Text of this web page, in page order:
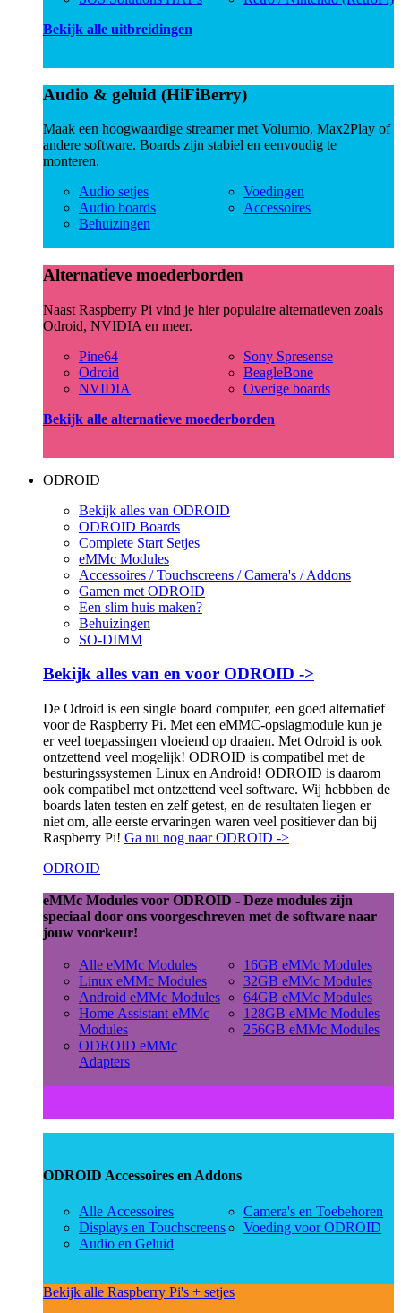
Bekijk alle uitbreidingen
Audio & geluid (HiFiBerry)
Maak een hoogwaardige streamer met Volumio, Max2Play of
andere software. Boards zijn stabiel en eenvoudig te
monteren.
Audio setjes
Audio boards
Behuizingen
Voedingen
Accessoires
Alternatieve moederborden
Naast Raspberry Pi vind je hier populaire alternatieven zoals
Odroid, NVIDIA en meer.
Pine64
Odroid
NVIDIA
Sony Spresense
BeagleBone
Overige boards
Bekijk alle alternatieve moederborden
ODROID
Bekijk alles van ODROID
ODROID Boards
Complete Start Setjes
eMMc Modules
Accessoires / Touchscreens / Camera's / Addons
Gamen met ODROID
Een slim huis maken?
Behuizingen
SO-DIMM
Bekijk alles van en voor ODROID ->
De Odroid is een single board computer, een goed alternatief
voor de Raspberry Pi. Met een eMMC-opslagmodule kun je
er veel toepassingen vloeiend op draaien. Met Odroid is ook
ontzettend veel mogelijk! ODROID is compatibel met de
besturingssystemen Linux en Android! ODROID is daarom
ook compatibel met ontzettend veel software. Wij hebbben de
boards laten testen en zelf getest, en de resultaten liegen er
niet om, alle eerste ervaringen waren veel positiever dan bij
Raspberry Pi! Ga nu nog naar ODROID ->
ODROID
eMMc Modules voor ODROID - Deze modules zijn
speciaal door ons voorgeschreven met de software naar
jouw voorkeur!
Alle eMMc Modules
Linux eMMc Modules
Android eMMc Modules
Home Assistant eMMc
Modules
ODROID eMMc
Adapters
16GB eMMc Modules
32GB eMMc Modules
64GB eMMc Modules
128GB eMMc Modules
256GB eMMc Modules
ODROID Accessoires en Addons
Alle Accessoires
Displays en Touchscreens
Audio en Geluid
Camera's en Toebehoren
Voeding voor ODROID
Bekijk alle Raspberry Pi's + setjes